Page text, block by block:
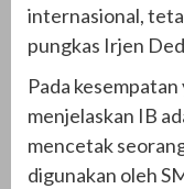
internasional,
pungkas Irjen
Pada
menjelaskan IB
mencetak
digunakan oleh